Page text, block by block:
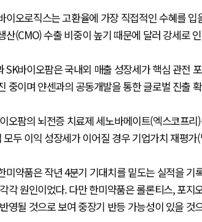
이오로직스는 고환율에 가장 직접적인 수혜를
산(CMO) 수출 비중이 높기 때문에 달러 강세로
SK바이오팜은 국내외 매출 성장세가 핵심 관전
중이며 얀센과의 공동개발을 통한 글로벌 진출
오팜의 뇌전증 치료제 세노바메이트(엑스코프
모두 이익 성장세가 이어질 경우 기업가치 재평
미약품은 작년 4분기 기대치를 밑도는 실적을
각 원인이었다. 다만 한미약품은 롤론티스, 포
영될 것으로 보여 중장기 반등 가능성이 있을 것